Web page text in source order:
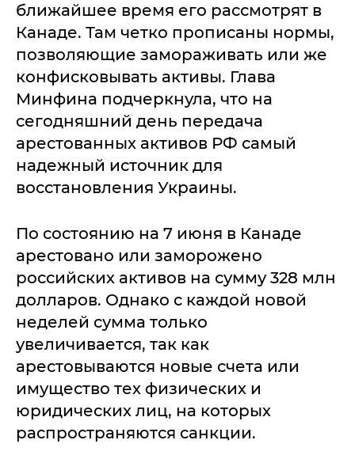
ближайшее время его рассмотрят в
Канаде. Там четко прописаны нормы,
позволяющие замораживать или же
конфисковывать активы. Глава
Минфина подчеркнула, что на
сегодняшний день передача
арестованных активов РФ самый
надежный источник для
восстановления Украины.
По состоянию на 7 июня в Канаде
арестовано или заморожено
российских активов на сумму 328 млн
долларов. Однако с каждой новой
неделей сумма только
увеличивается, так как
арестовываются новые счета или
имущество тех физических и
юридических лиц, на которых
распространяются санкции.